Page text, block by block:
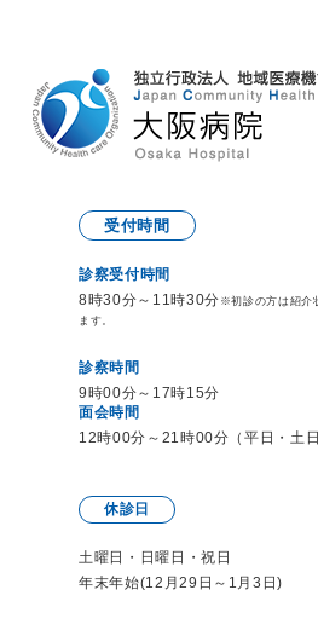
受付時間
診察受付時間
8時30分～11時30分 ※初診の方は紹介
ます。
診察時間
9時00分～17時15分
面会時間
12時00分～21時00分（平日・土日
休診日
土曜日・日曜日・祝日
年末年始(12月29日～1月3日)